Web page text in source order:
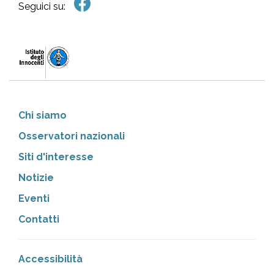
Seguici su:
Chi siamo
Osservatori nazionali
Siti d'interesse
Notizie
Eventi
Contatti
Accessibilità